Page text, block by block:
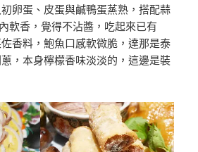
卵蛋、皮蛋與鹹鴨蛋蒸熟，搭配蒜
軟香，覺得不沾醬，吃起來已有
香料，鮑魚口感軟微脆，達那是泰
，本身檸檬香味淡淡的，這邊是裝